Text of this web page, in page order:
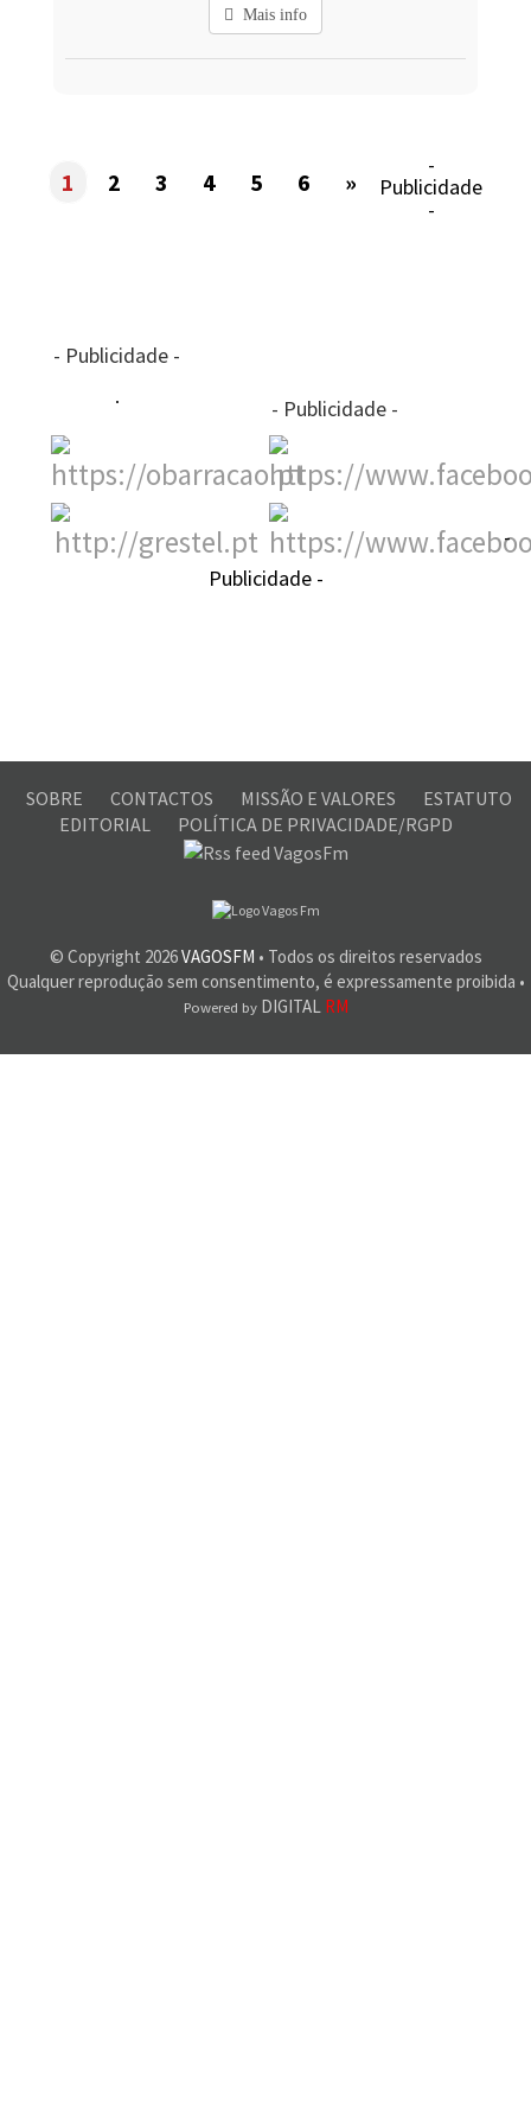
Mais info
1 2 3 4 5 6 »
-
Publicidade
-
- Publicidade -
- Publicidade -
-
Publicidade -
SOBRE CONTACTOS MISSÃO E VALORES
ESTATUTO
EDITORIAL
POLÍTICA DE PRIVACIDADE/RGPD
© Copyright 2026VAGOSFM • Todos os direitos reservados
Qualquer reprodução sem consentimento, é expressamente proibida •
Powered byDIGITAL RM